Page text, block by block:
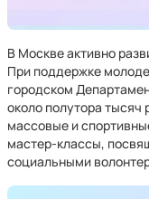
В Москве активно
При поддержке
городском
около полутора тысяч
массовые и
мастер-классы,
социальными